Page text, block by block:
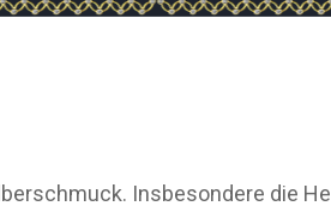
Insbesondere die